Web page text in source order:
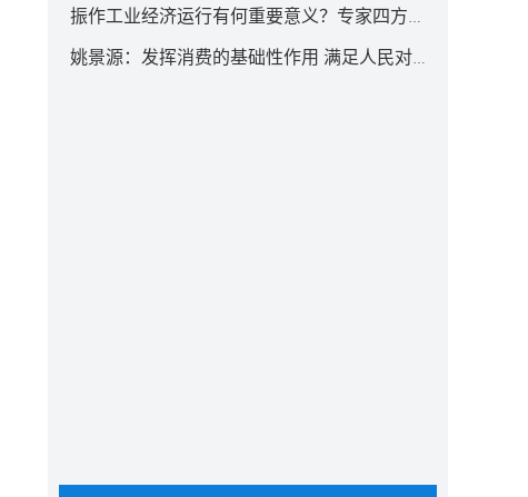
振作工业经济运行有何重要意义？专家四方面权威解读
姚景源：发挥消费的基础性作用 满足人民对美好生活向往